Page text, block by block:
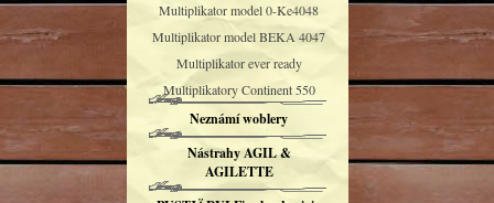
Multiplikator model 0-Ke4048
Multiplikator model BEKA 4047
Multiplikator ever ready
Multiplikatory Continent 550
Neznámí woblery
Nástrahy AGIL &
AGILETTE